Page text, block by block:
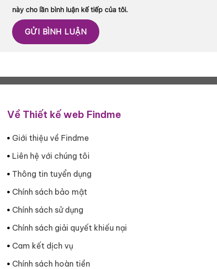
này cho lần bình luận kế tiếp của tôi.
Về Thiết kế web Findme
Giới thiệu về Findme
Liên hệ với chúng tôi
Thông tin tuyển dụng
Chính sách bảo mật
Chính sách sử dụng
Chính sách giải quyết khiếu nại
Cam kết dịch vụ
Chính sách hoàn tiền